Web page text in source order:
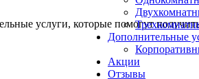
Дополнительные
Акции
Отзывы
услуги, которые помогут